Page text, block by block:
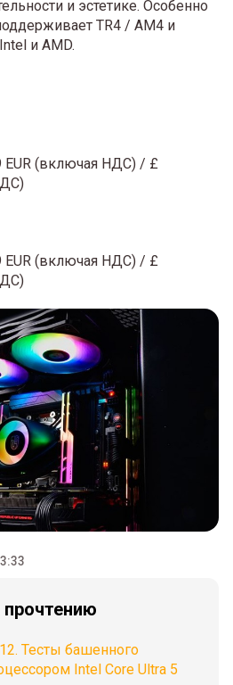
и эстетике. Особенно
TR4 / AM4 и
и AMD.
EUR (включая НДС) / £
EUR (включая НДС) / £
Тесты башенного
Intel Core Ultra 5